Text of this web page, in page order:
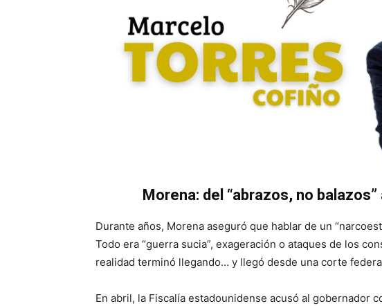
Morena: del “abrazos, no
Durante años, Morena aseguró que hablar de un
Todo era “guerra sucia”, exageración o ataques de los
realidad terminó llegando… y llegó desde una corte
En abril, la Fiscalía estadounidense acusó al gobernador